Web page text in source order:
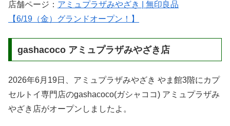
店舗ページ： アミュプラザみやざき | 無印良品
【6/19（金）グランドオープン！】
gashacoco アミュプラザみやざき店
2026年6月19日、アミュプラザみやざき やま館3階にカプ
セルトイ専門店のgashacoco(ガシャココ) アミュプラザみ
やざき店がオープンしましたよ。